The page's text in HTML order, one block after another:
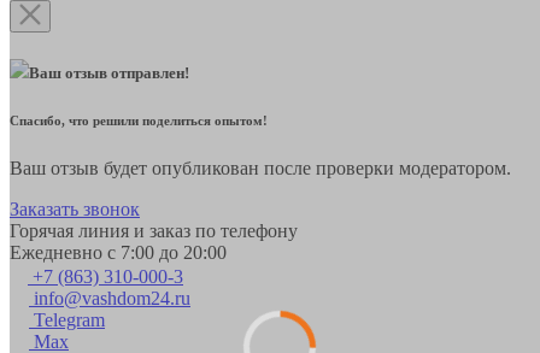
Ваш отзыв отправлен!
Спасибо, что решили поделиться опытом!
Ваш отзыв будет опубликован после проверки модератором.
Заказать звонок
Горячая линия и заказ по телефону
Ежедневно с 7:00 до 20:00
+7 (863) 310-000-3
info@vashdom24.ru
Telegram
Max